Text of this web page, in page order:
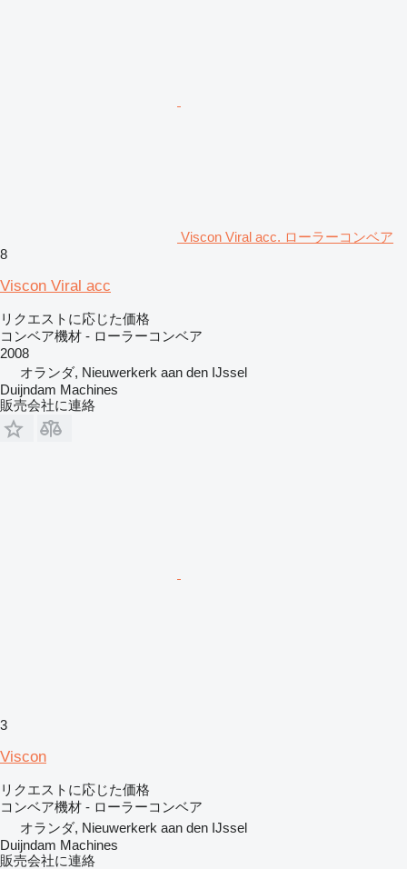
Viscon Viral acc. ローラーコンベア
8
Viscon Viral acc
リクエストに応じた価格
コンベア機材 - ローラーコンベア
2008
オランダ, Nieuwerkerk aan den IJssel
Duijndam Machines
販売会社に連絡
3
Viscon
リクエストに応じた価格
コンベア機材 - ローラーコンベア
オランダ, Nieuwerkerk aan den IJssel
Duijndam Machines
販売会社に連絡